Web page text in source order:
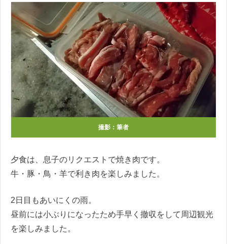
撮影：筆者
夕食は、息子のリクエストで焼き肉です。
牛・豚・鳥・羊で利き肉を楽しみました。
2日目もあいにくの雨。
昼前には小ぶりになったため手早く撤収をして周辺観光
を楽しみました。